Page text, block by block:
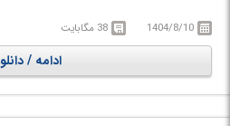
(synchronized) نگه دارد.
1404/8/10 38 مگابایت
ادامه /